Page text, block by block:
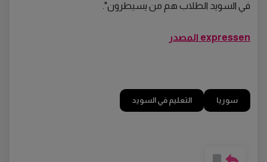
في السويد الطلاب هم من يسيطرون".
expressen المصدر
سوريا التعليم في السويد